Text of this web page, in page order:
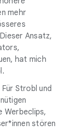
mehr
Ansatz,
hat mich
Strobl und
Werbeclips,
stören